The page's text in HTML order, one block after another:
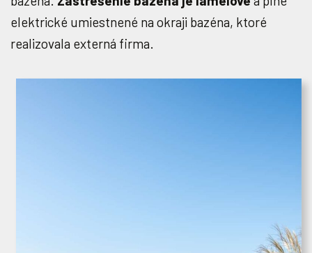
elektrické umiestnené na okraji bazéna, ktoré
realizovala externá firma.